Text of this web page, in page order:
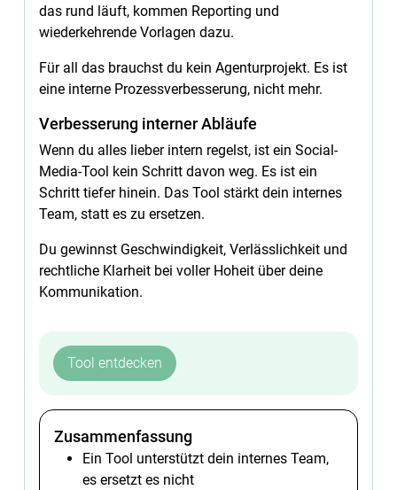
das rund läuft, kommen Reporting und
wiederkehrende Vorlagen dazu.
Für all das brauchst du kein Agenturprojekt. Es ist
eine interne Prozessverbesserung, nicht mehr.
Verbesserung interner Abläufe
Wenn du alles lieber intern regelst, ist ein Social-
Media-Tool kein Schritt davon weg. Es ist ein
Schritt tiefer hinein. Das Tool stärkt dein internes
Team, statt es zu ersetzen.
Du gewinnst Geschwindigkeit, Verlässlichkeit und
rechtliche Klarheit bei voller Hoheit über deine
Kommunikation.
Tool entdecken
Zusammenfassung
Ein Tool unterstützt dein internes Team,
es ersetzt es nicht